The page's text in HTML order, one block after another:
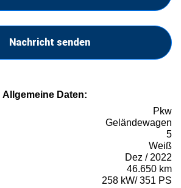
Nachricht senden
Allgemeine Daten:
Pkw
Geländewagen
5
Weiß
Dez / 2022
46.650 km
258 kW/ 351 PS